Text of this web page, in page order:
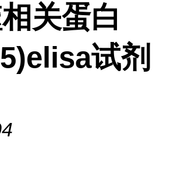
关蛋白
试剂